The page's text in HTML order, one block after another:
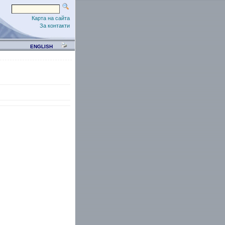
Карта на сайта
За контакти
ENGLISH